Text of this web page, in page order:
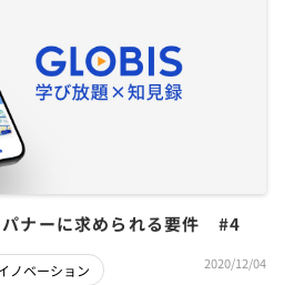
パナーに求められる要件 #4
ノベーション
2020/12/04